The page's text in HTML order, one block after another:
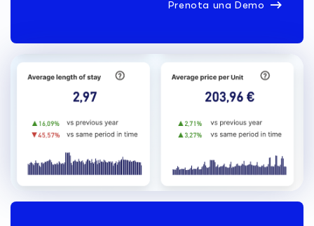
Prenota una Demo